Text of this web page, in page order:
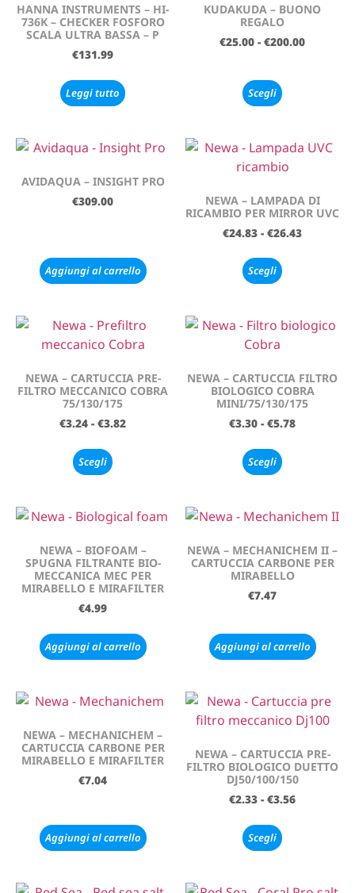
HANNA INSTRUMENTS – HI-
736K – CHECKER FOSFORO
SCALA ULTRA BASSA – P
€131.99
Leggi tutto
KUDAKUDA – BUONO
REGALO
€25.00 - €200.00
Scegli
AVIDAQUA – INSIGHT PRO
€309.00
Aggiungi al carrello
NEWA – LAMPADA DI
RICAMBIO PER MIRROR UVC
€24.83 - €26.43
Scegli
NEWA – CARTUCCIA PRE-
FILTRO MECCANICO COBRA
75/130/175
€3.24 - €3.82
Scegli
NEWA – CARTUCCIA FILTRO
BIOLOGICO COBRA
MINI/75/130/175
€3.30 - €5.78
Scegli
NEWA – BIOFOAM –
SPUGNA FILTRANTE BIO-
MECCANICA MEC PER
MIRABELLO E MIRAFILTER
€4.99
Aggiungi al carrello
NEWA – MECHANICHEM II –
CARTUCCIA CARBONE PER
MIRABELLO
€7.47
Aggiungi al carrello
NEWA – MECHANICHEM –
CARTUCCIA CARBONE PER
MIRABELLO E MIRAFILTER
€7.04
Aggiungi al carrello
NEWA – CARTUCCIA PRE-
FILTRO BIOLOGICO DUETTO
DJ50/100/150
€2.33 - €3.56
Scegli